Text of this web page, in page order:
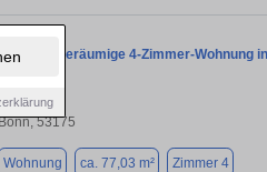
Geräumige 4-Zimmer-Wohnung
53175
Wohnung ca. 77,03 m² Zimmer 4